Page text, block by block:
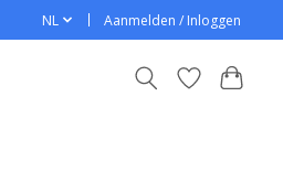
NL Aanmelden / Inloggen